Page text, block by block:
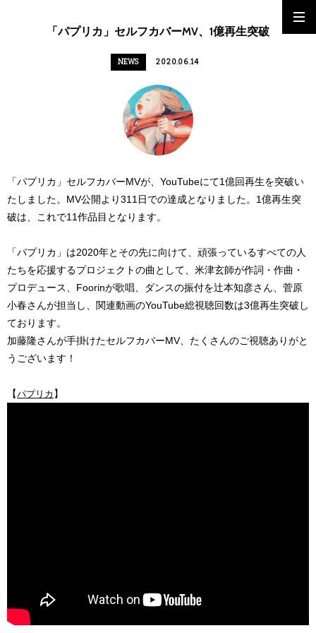
「パプリカ」セルフカバーMV、1億再生突破
NEWS 2020.06.14
「パプリカ」セルフカバーMVが、YouTubeにて1億回再生を突破い
たしました。MV公開より311日での達成となりました。1億再生突
破は、これで11作品目となります。
「パプリカ」は2020年とその先に向けて、頑張っているすべての人
たちを応援するプロジェクトの曲として、米津玄師が作詞・作曲・
プロデュース、Foorinが歌唱、ダンスの振付を辻本知彦さん、菅原
小春さんが担当し、関連動画のYouTube総視聴回数は3億再生突破し
ております。
加藤隆さんが手掛けたセルフカバーMV、たくさんのご視聴ありがと
うございます！
【パプリカ 】